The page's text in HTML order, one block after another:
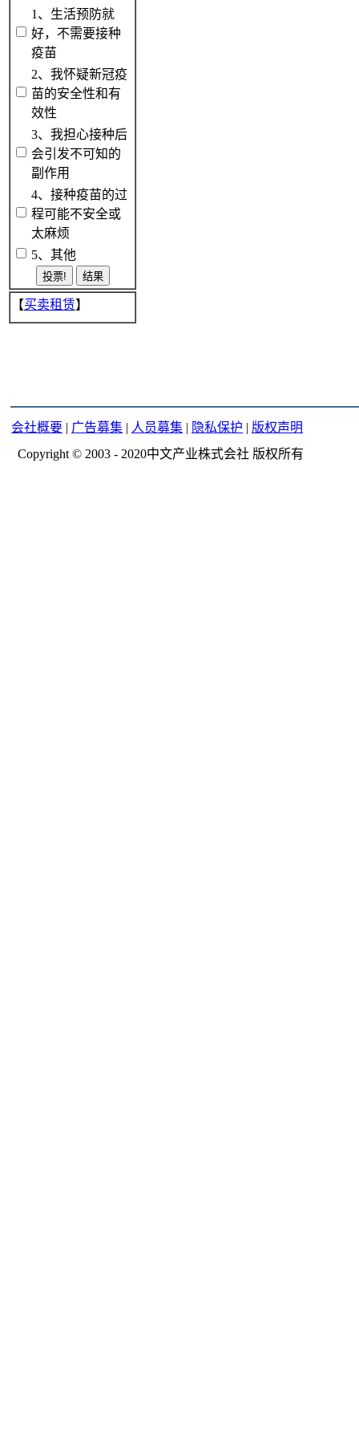
1、生活预防就
好，不需要接种
疫苗
2、我怀疑新冠疫
苗的安全性和有
效性
3、我担心接种后
会引发不可知的
副作用
4、接种疫苗的过
程可能不安全或
太麻烦
5、其他
【买卖租赁】
会社概要 | 广告募集 | 人员募集 | 隐私保护 | 版权声明
Copyright © 2003 - 2020中文产业株式会社 版权所有